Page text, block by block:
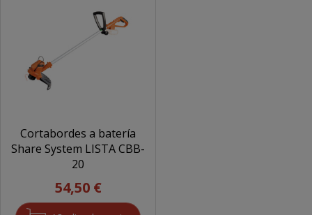
Cortabordes a batería
Share System LISTA CBB-
20
54,50 €